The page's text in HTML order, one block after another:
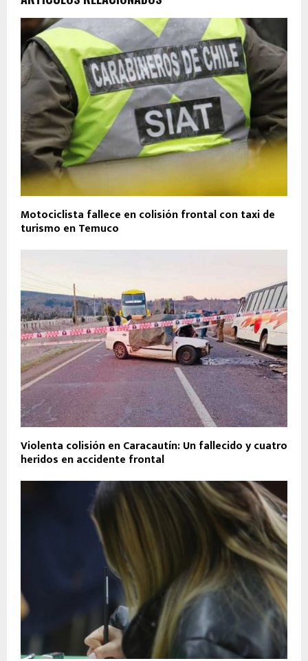
Motociclista fallece en colisión frontal con taxi de
turismo en Temuco
Violenta colisión en Caracautín: Un fallecido y cuatro
heridos en accidente frontal